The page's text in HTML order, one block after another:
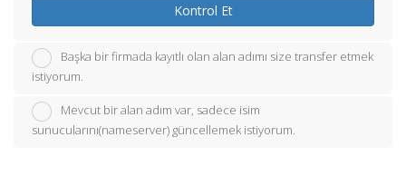
Kontrol Et
Başka bir firmada kayıtlı olan alan adımı size transfer etmek
istiyorum.
Mevcut bir alan adım var, sadece isim
sunucularını(nameserver) güncellemek istiyorum.